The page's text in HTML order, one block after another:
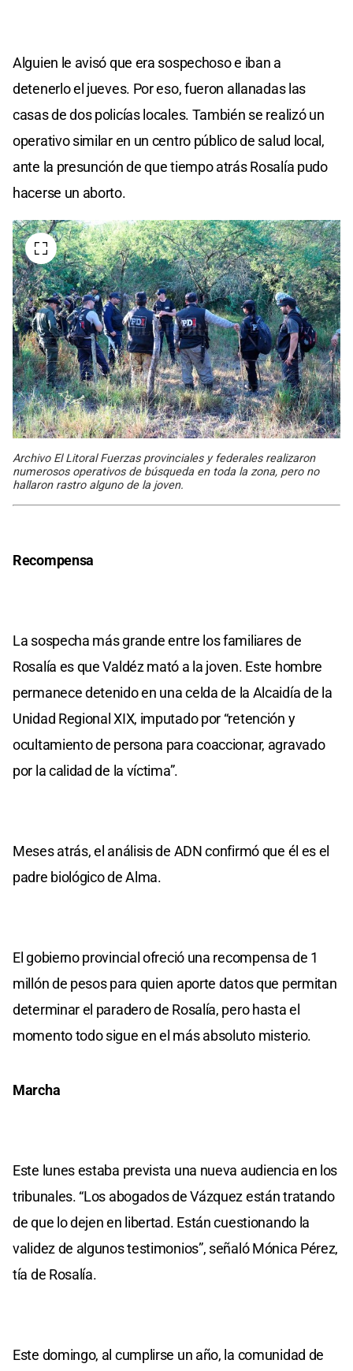
Alguien le avisó que era sospechoso e iban a
detenerlo el jueves. Por eso, fueron allanadas las
casas de dos policías locales. También se realizó un
operativo similar en un centro público de salud local,
ante la presunción de que tiempo atrás Rosalía pudo
hacerse un aborto.
Archivo El Litoral Fuerzas provinciales y federales realizaron
numerosos operativos de búsqueda en toda la zona, pero no
hallaron rastro alguno de la joven.
Recompensa
La sospecha más grande entre los familiares de
Rosalía es que Valdéz mató a la joven. Este hombre
permanece detenido en una celda de la Alcaidía de la
Unidad Regional XIX, imputado por “retención y
ocultamiento de persona para coaccionar, agravado
por la calidad de la víctima”.
Meses atrás, el análisis de ADN confirmó que él es el
padre biológico de Alma.
El gobierno provincial ofreció una recompensa de 1
millón de pesos para quien aporte datos que permitan
determinar el paradero de Rosalía, pero hasta el
momento todo sigue en el más absoluto misterio.
Marcha
Este lunes estaba prevista una nueva audiencia en los
tribunales. “Los abogados de Vázquez están tratando
de que lo dejen en libertad. Están cuestionando la
validez de algunos testimonios”, señaló Mónica Pérez,
tía de Rosalía.
Este domingo, al cumplirse un año, la comunidad de